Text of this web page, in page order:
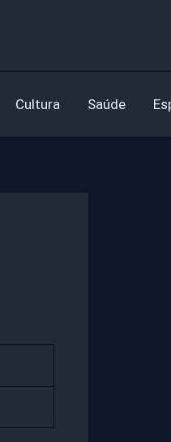
Cultura Saúde